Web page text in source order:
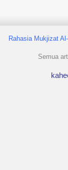
Rahasia Mukjizat
Semua